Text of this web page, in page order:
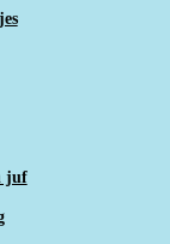
juf